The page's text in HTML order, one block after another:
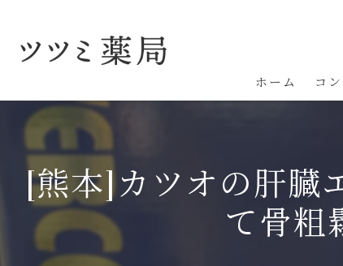
ホーム コ
[熊本]カツオの肝臓
て骨粗